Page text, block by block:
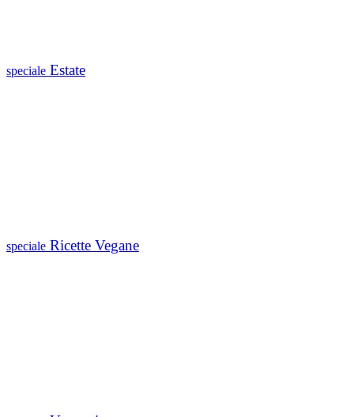
speciale Estate
speciale Ricette Vegane